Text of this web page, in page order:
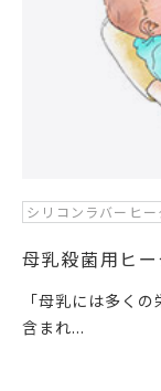
シリコンラバーヒー
母乳殺菌用ヒ
「母乳には多く
含まれ...